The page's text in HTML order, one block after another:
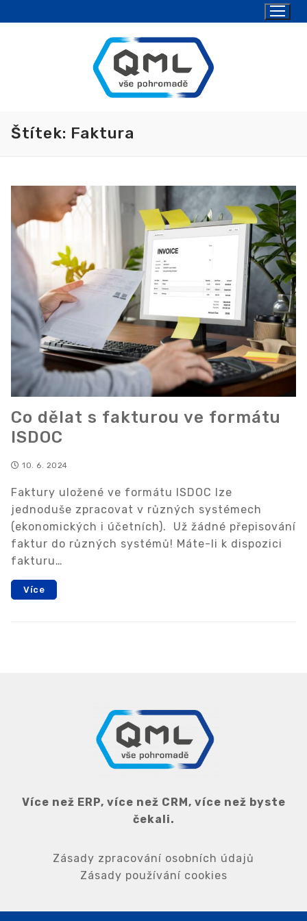
Štítek: Faktura
Co dělat s fakturou ve formátu
ISDOC
10. 6. 2024
Faktury uložené ve formátu ISDOC lze
jednoduše zpracovat v různých systémech
(ekonomických i účetních). Už žádné přepisování
faktur do různých systémů! Máte-li k dispozici
fakturu…
Více
Více než ERP, více než CRM, více než byste
čekali.
Zásady zpracování osobních údajů
Zásady používání cookies